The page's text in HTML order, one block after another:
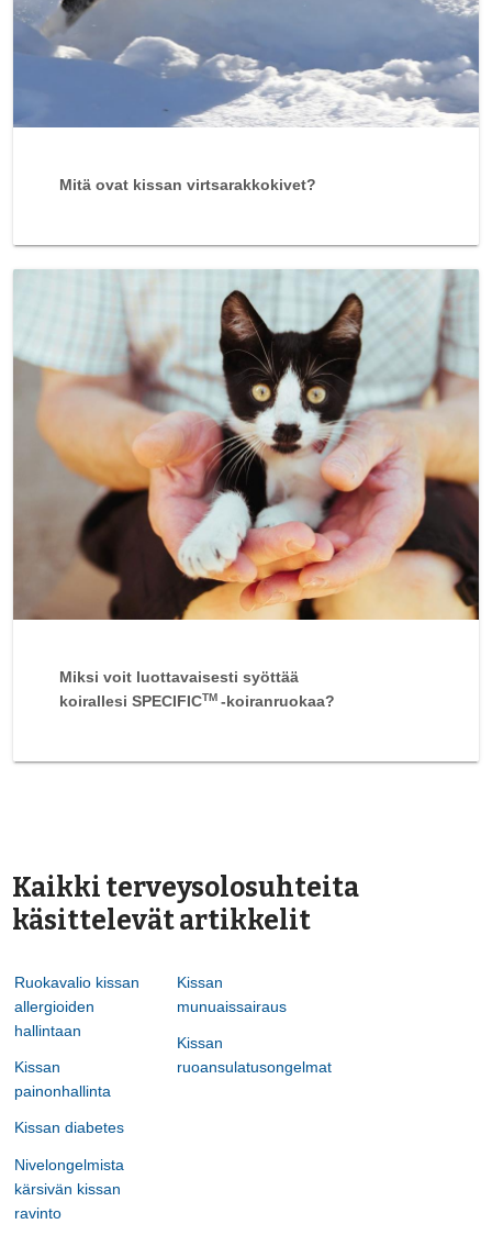
Mitä ovat kissan virtsarakkokivet?
Miksi voit luottavaisesti syöttää
koirallesi SPECIFICTM -koiranruokaa?
Kaikki terveysolosuhteita
käsittelevät artikkelit
Ruokavalio kissan
allergioiden
hallintaan
Kissan
painonhallinta
Kissan diabetes
Nivelongelmista
kärsivän kissan
ravinto
Kissan
munuaissairaus
Kissan
ruoansulatusongelmat